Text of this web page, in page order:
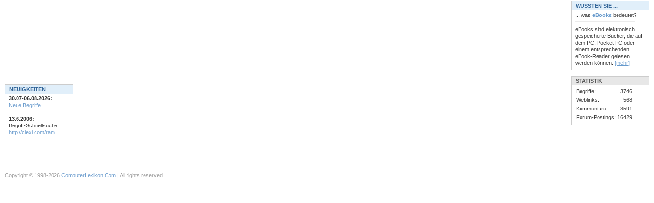
NEUIGKEITEN
30.07-06.08.2026:
Neue Begriffe
13.6.2006:
Begriff-Schnellsuche:
http://clexi.com/ram
WUSSTEN SIE ...
... was eBooks bedeutet?
eBooks sind elektronisch
gespeicherte Bücher, die auf
dem PC, Pocket PC oder
einem entsprechenden
eBook-Reader gelesen
werden können. [mehr]
STATISTIK
Begriffe:
3746
Weblinks:
568
Kommentare:
3591
Forum-Postings: 16429
Copyright © 1998-2026 ComputerLexikon.Com | All rights reserved.